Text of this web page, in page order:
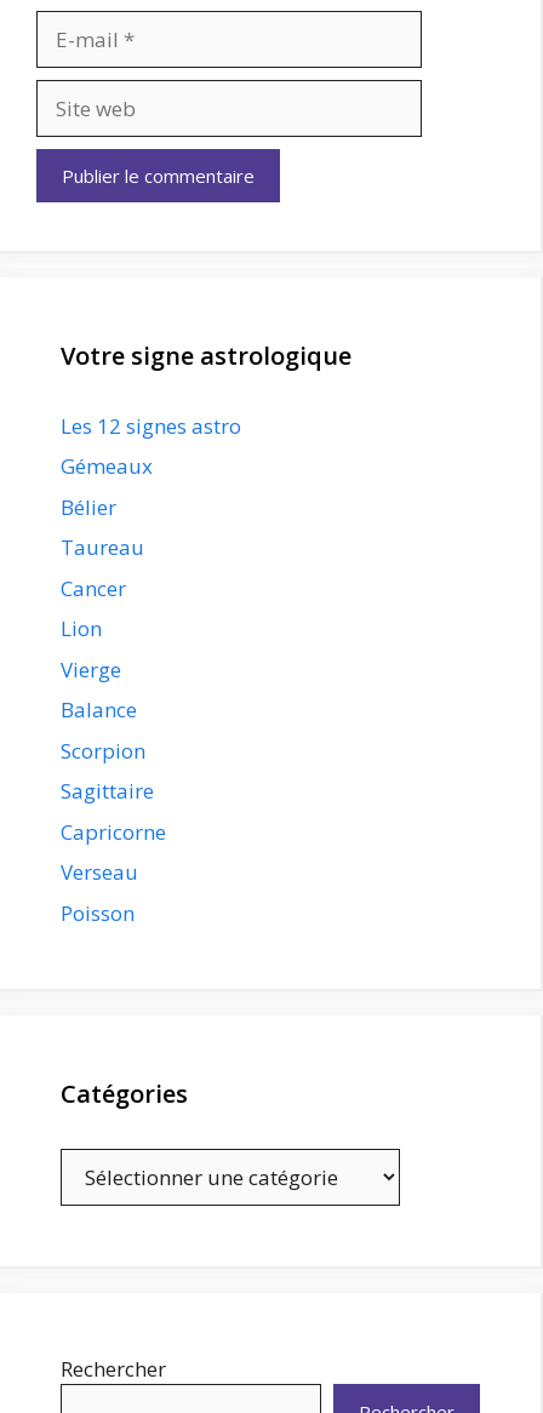
mail
web
Votre signe astrologique
Les 12 signes astro
Gémeaux
Bélier
Taureau
Cancer
Lion
Vierge
Balance
Scorpion
Sagittaire
Capricorne
Verseau
Poisson
Catégories
Rechercher